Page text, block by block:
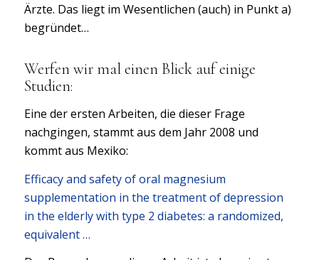
Ärzte. Das liegt im Wesentlichen (auch) in Punkt a)
begründet…
Werfen wir mal einen Blick auf einige
Studien:
Eine der ersten Arbeiten, die dieser Frage
nachgingen, stammt aus dem Jahr 2008 und
kommt aus Mexiko:
Efficacy and safety of oral magnesium
supplementation in the treatment of depression
in the elderly with type 2 diabetes: a randomized,
equivalent …